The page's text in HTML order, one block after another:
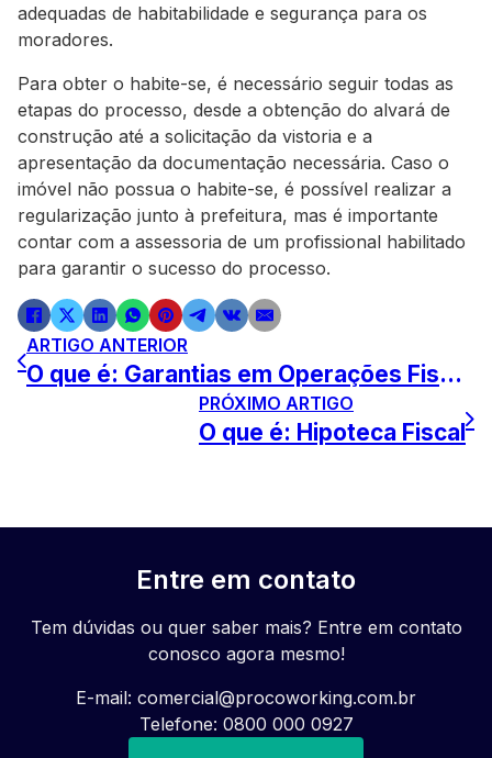
adequadas de habitabilidade e segurança para os
moradores.
Para obter o habite-se, é necessário seguir todas as
etapas do processo, desde a obtenção do alvará de
construção até a solicitação da vistoria e a
apresentação da documentação necessária. Caso o
imóvel não possua o habite-se, é possível realizar a
regularização junto à prefeitura, mas é importante
contar com a assessoria de um profissional habilitado
para garantir o sucesso do processo.
ARTIGO ANTERIOR
O que é: Garantias em Operações Fiscais
PRÓXIMO ARTIGO
O que é: Hipoteca Fiscal
Entre em contato
Tem dúvidas ou quer saber mais? Entre em contato
conosco agora mesmo!
E-mail: comercial@procoworking.com.br
Telefone: 0800 000 0927